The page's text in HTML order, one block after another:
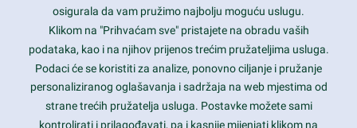
Latest trends and much more...
Contact Info
1600 Amphitheatre Parkway, Mountain View, CA 94043
osigurala da vam pružimo najbolju moguću uslugu.
Klikom na "Prihvaćam sve" pristajete na obradu vaših
podataka, kao i na njihov prijenos trećim pružateljima usluga.
Podaci će se koristiti za analize, ponovno ciljanje i pružanje
personaliziranog oglašavanja i sadržaja na web mjestima od
strane trećih pružatelja usluga. Postavke možete sami
kontrolirati i prilagođavati, pa i kasnije mijenjati klikom na